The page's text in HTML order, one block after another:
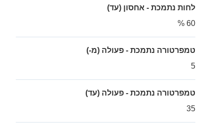
לחות נתמכת - אחסון (עד)
60 %
טמפרטורה נתמכת - פעולה (מ-)
5
טמפרטורה נתמכת - פעולה (עד)
35